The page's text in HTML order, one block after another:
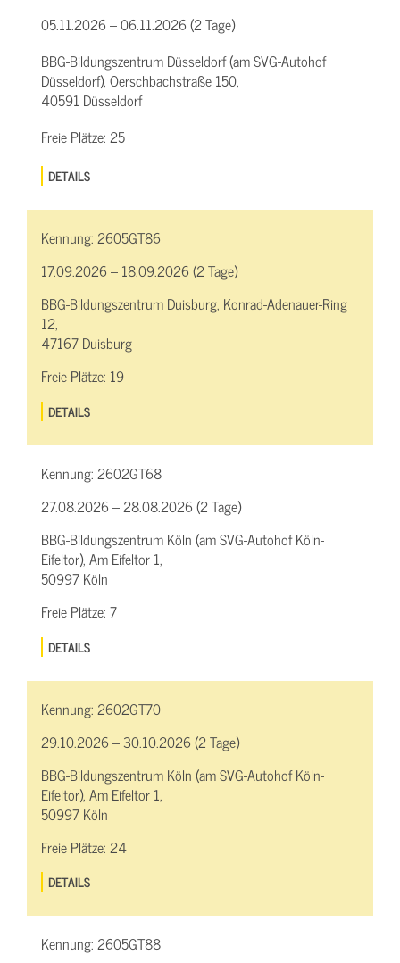
05.11.2026 – 06.11.2026 (2 Tage)
BBG-Bildungszentrum Düsseldorf (am SVG-Autohof
Düsseldorf), Oerschbachstraße 150,
40591 Düsseldorf
Freie Plätze:25
DETAILS
Kennung:2605GT86
17.09.2026 – 18.09.2026 (2 Tage)
BBG-Bildungszentrum Duisburg, Konrad-Adenauer-Ring
12,
47167 Duisburg
Freie Plätze: 19
DETAILS
Kennung:2602GT68
27.08.2026 – 28.08.2026 (2 Tage)
BBG-Bildungszentrum Köln (am SVG-Autohof Köln-
Eifeltor), Am Eifeltor 1,
50997 Köln
Freie Plätze:7
DETAILS
Kennung:2602GT70
29.10.2026 – 30.10.2026 (2 Tage)
BBG-Bildungszentrum Köln (am SVG-Autohof Köln-
Eifeltor), Am Eifeltor 1,
50997 Köln
Freie Plätze:24
DETAILS
Kennung:2605GT88